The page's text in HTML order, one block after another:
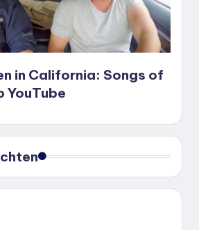
in California: Songs of